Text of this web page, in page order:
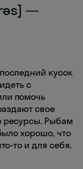
—
кусок
с
помочь
свое
ресурсы. Рыбам
хорошо, что
то и для себя.